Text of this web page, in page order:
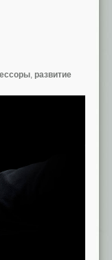
, развитие